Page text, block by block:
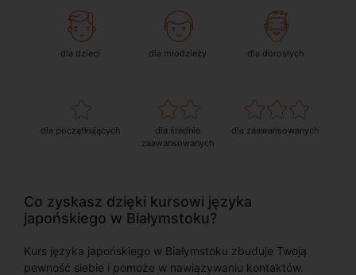
dla dzieci dla młodzieży dla dorosłych
dla początkujących
dla średnio
zaawansowanych
dla zaawansowanych
Co zyskasz dzięki kursowi języka
japońskiego w Białymstoku?
Kurs języka japońskiego w Białymstoku zbuduje Twoją
pewność siebie i pomoże w nawiązywaniu kontaktów.